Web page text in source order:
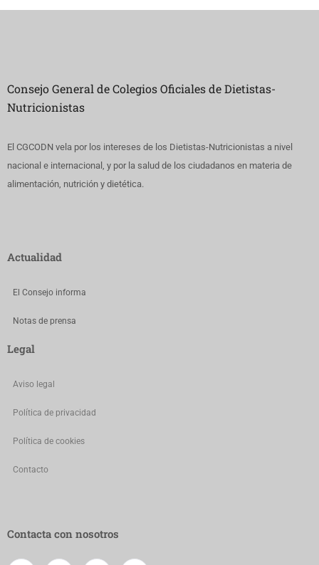
Consejo General de Colegios Oficiales de Dietistas-
Nutricionistas
El CGCODN vela por los intereses de los Dietistas-Nutricionistas a nivel
nacional e internacional, y por la salud de los ciudadanos en materia de
alimentación, nutrición y dietética.
Actualidad
El Consejo informa
Notas de prensa
Legal
Aviso legal
Política de privacidad
Política de cookies
Contacto
Contacta con nosotros